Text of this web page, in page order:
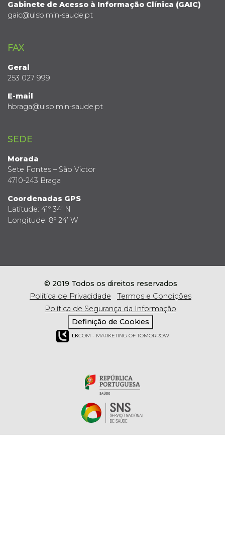
Gabinete de Acesso à Informação Clínica (GAIC)
gaic@ulsb.min-saude.pt
FAX
Geral
253 027 999
E-mail
hbraga@ulsb.min-saude.pt
SEDE
Morada
Sete Fontes – São Victor
4710-243 Braga
Coordenadas GPS
Latitude: 41º 34’ N
Longitude: 8º 24’ W
© 2019 Todos os direitos reservados
Política de Privacidade
Termos e Condições
Política de Segurança da Informação
Definição de Cookies
LKCOM - MARKETING OF TOMORROW